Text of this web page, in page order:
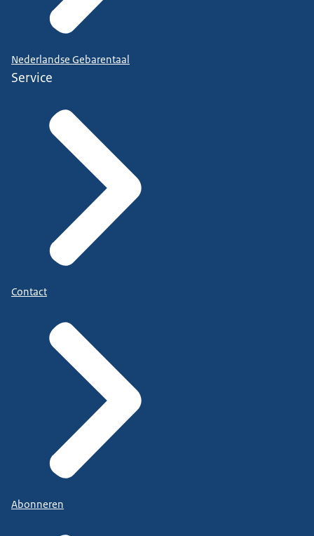
Nederlandse Gebarentaal
Service
Contact
Abonneren